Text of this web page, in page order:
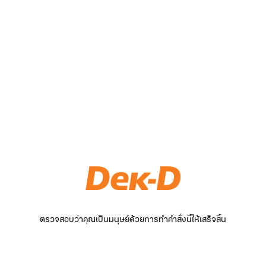
ตรวจสอบว่าคุณเป็นมนุษย์ด้วยการทำคำสั่งนี้ให้เสร็จสิ้น